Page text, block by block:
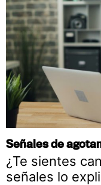
Señales de
¿Te sientes
señales lo